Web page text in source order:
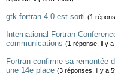
gtk-fortran 4.0 est sorti (1
International Fortran
communications (1 réponse, il y a
Fortran confirme sa remontée
une 14e place (3 réponses, il y a